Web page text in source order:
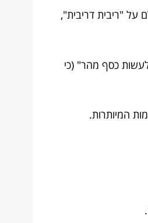
על "ריבית דריבית",
כסף מהר" (כי
המיותרות.